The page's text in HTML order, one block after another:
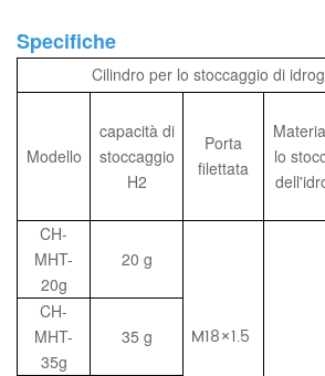
Specifiche
Cilindro per lo stoccaggio di
Modello
capacità di
stoccaggio
H2
Porta
filettata
lo
CH-
MHT-
20g
20 g
M18×1.5
CH-
MHT-
35g
35 g